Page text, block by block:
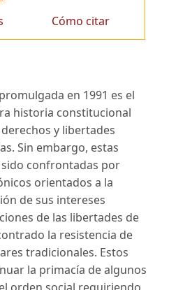
Cómo citar
en 1991 es el
historia constitucional
y libertades
Sin embargo, estas
confrontadas por
orientados a la
de sus intereses
de las libertades de
la resistencia de
tradicionales. Estos
la primacía de algunos